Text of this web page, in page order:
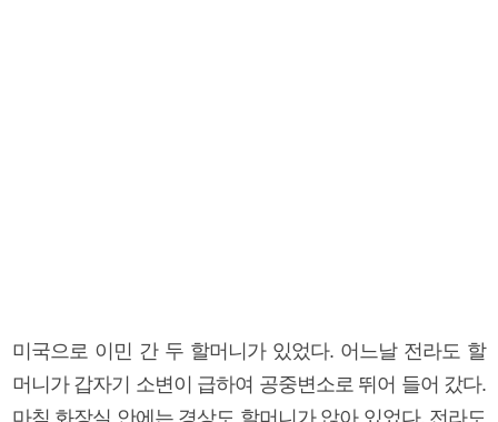
미국으로 이민 간 두 할머니가 있었다. 어느날 전라도 할
머니가 갑자기 소변이 급하여 공중변소로 뛰어 들어 갔다.
마침 화장실 안에는 경상도 할머니가 앉아 있었다. 전라도